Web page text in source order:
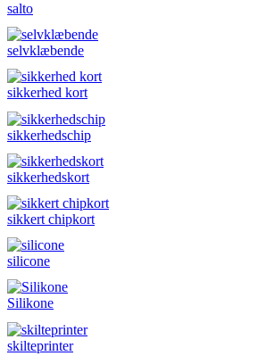
salto
selvklæbende
sikkerhed kort
sikkerhedschip
sikkerhedskort
sikkert chipkort
silicone
Silikone
skilteprinter